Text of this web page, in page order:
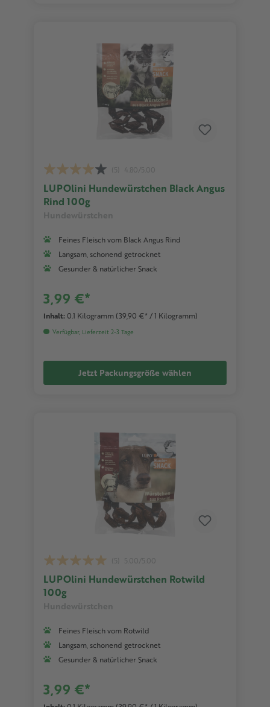
LUPOlini Hundewürstchen Black Angus
Rind 100g
Feines Fleisch vom Black Angus Rind
Langsam, schonend getrocknet
Gesunder & natürlicher Snack
3,99 €*
Inhalt: 0.1 Kilogramm (39,90 €* / 1 Kilogramm)
Verfügbar, Lieferzeit 2-3 Tage
Jetzt Packungsgröße wählen
LUPOlini Hundewürstchen Rotwild
100g
Feines Fleisch vom Rotwild
Langsam, schonend getrocknet
Gesunder & natürlicher Snack
3,99 €*